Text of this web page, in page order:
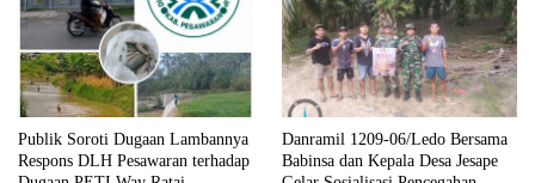
Publik Soroti Dugaan Lambannya
Respons DLH Pesawaran terhadap
Danramil 1209-06/Ledo Bersama
Babinsa dan Kepala Desa Jesape